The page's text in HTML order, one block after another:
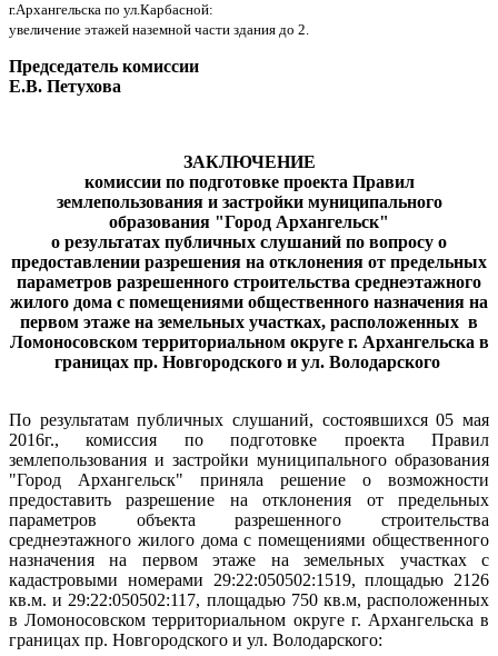
г.Архангельска по ул.Карбасной:
увеличение этажей наземной части здания до 2.
Председатель комиссии
Е.В. Петухова
ЗАКЛЮЧЕНИЕ
комиссии по подготовке проекта Правил
землепользования и застройки муниципального
образования "Город Архангельск"
о результатах публичных слушаний по вопросу о
предоставлении разрешения на отклонения от предельных
параметров разрешенного строительства среднеэтажного
жилого дома с помещениями общественного назначения на
первом этаже на земельных участках, расположенных в
Ломоносовском территориальном округе г. Архангельска в
границах пр. Новгородского и ул. Володарского
По результатам публичных слушаний, состоявшихся 05 мая
2016г., комиссия по подготовке проекта Правил
землепользования и застройки муниципального образования
"Город Архангельск"
приняла решение о возможности
предоставить разрешение на отклонения от предельных
параметров объекта разрешенного строительства
среднеэтажного жилого дома с помещениями общественного
назначения на первом этаже на земельных участках с
кадастровыми номерами 29:22:050502:1519, площадью 2126
кв.м. и 29:22:050502:117, площадью 750 кв.м, расположенных
в Ломоносовском территориальном округе г. Архангельска в
границах пр. Новгородского и ул. Володарского: